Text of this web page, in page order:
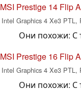
MSI Prestige 14 Flip
Intel Graphics 4 Xe3 PTL,
Они похожи: С
MSI Prestige 16 Flip
Intel Graphics 4 Xe3 PTL,
Они похожи: С